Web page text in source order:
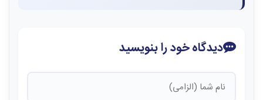
دیدگاه خود را بنویسید